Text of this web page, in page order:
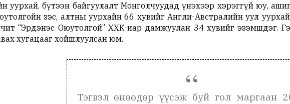
уурхай, бүтээн байгуулалт Монголчуудад үнэхээр хэрэггүй юу,
зэс, алтны уурхайн 66 хувийг Англи-Австралийн уул
“Эрдэнэс Оюутолгой” ХХК-иар дамжуулан 34 хувийг эзэмшдэг.
хугацааг хойшлуулсан юм.
Тэгвэл өнөөдөр үүсэж буй гол маргаан